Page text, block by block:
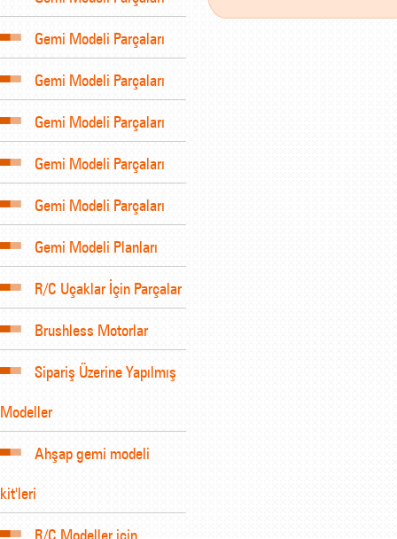
Gemi Modeli Parçaları
Gemi Modeli Parçaları
Gemi Modeli Parçaları
Gemi Modeli Parçaları
Gemi Modeli Parçaları
Gemi Modeli Planları
R/C Uçaklar İçin Parçalar
Brushless Motorlar
Sipariş Üzerine Yapılmış
Modeller
Ahşap gemi modeli
kit'leri
R/C Modeller için